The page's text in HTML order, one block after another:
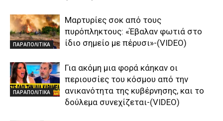
ΠΑΡΑΠΟΛΙΤΙΚΑ
Μαρτυρίες σοκ από τους
πυρόπληκτους: «Έβαλαν φωτιά στο
ίδιο σημείο με πέρυσι»-(VIDEO)
ΠΑΡΑΠΟΛΙΤΙΚΑ
Για ακόμη μια φορά κάηκαν οι
περιουσίες του κόσμου από την
ανικανότητα της κυβέρνησης, και το
δούλεμα συνεχίζεται-(VIDEO)